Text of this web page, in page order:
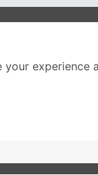
experience